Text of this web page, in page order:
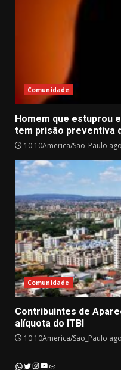
Comunidade
Homem que estuprou
tem prisão preventiva
10 10America/Sao_Paulo
Comunidade
Contribuintes de
alíquota do ITBI
10 10America/Sao_Paulo
WhatsApp
Twitter
Instagram
YouTube
Link